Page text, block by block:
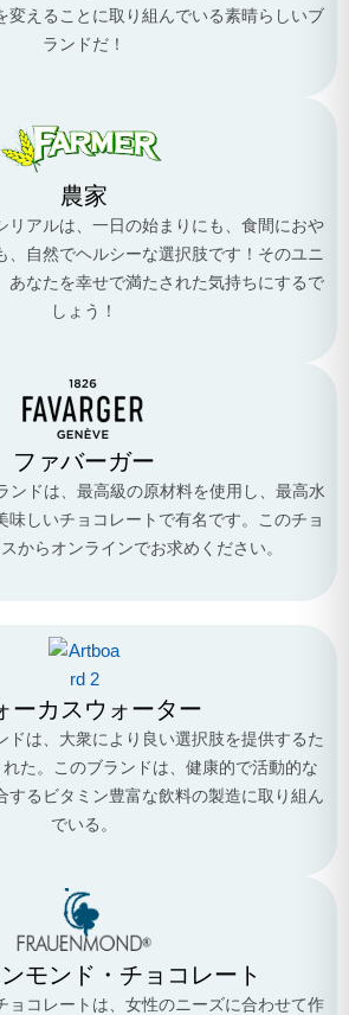
変えることに取り組んでいる素晴らしいブ
ランドだ！
農家
リアルは、一日の始まりにも、食間におや
、自然でヘルシーな選択肢です！そのユニ
あなたを幸せで満たされた気持ちにするで
しょう！
ファバーガー
ンドは、最高級の原材料を使用し、最高水
味しいチョコレートで有名です。このチョ
からオンラインでお求めください。
ーカスウォーター
ドは、大衆により良い選択肢を提供するた
た。このブランドは、健康的で活動的な
するビタミン豊富な飲料の製造に取り組ん
でいる。
モンド・チョコレート
ョコレートは、女性のニーズに合わせて作